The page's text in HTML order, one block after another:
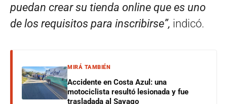
puedan crear su tienda online que es uno
de los requisitos para inscribirse”, indicó.
MIRÁ TAMBIÉN
Accidente en Costa Azul: una
motociclista resultó lesionada y fue
trasladada al Sayago